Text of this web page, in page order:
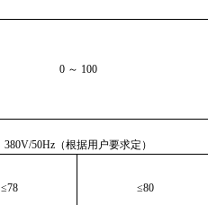
0 ～ 100
380V/50Hz（根据用户要求定）
≤78 ≤80